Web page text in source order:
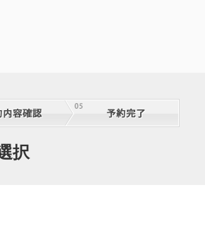
択
東京(羽田)
15:25
ラスJを利用する